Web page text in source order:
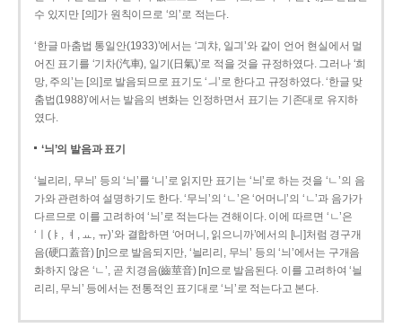
수 있지만 [의]가 원칙이므로 ‘의’로 적는다.
‘한글 마춤법 통일안(1933)’에서는 ‘긔챠, 일긔’와 같이 언어 현실에서 멀
어진 표기를 ‘기차(汽車), 일기(日氣)’로 적을 것을 규정하였다. 그러나 ‘희
망, 주의’는 [의]로 발음되므로 표기도 ‘ㅢ’로 한다고 규정하였다. ‘한글 맞
춤법(1988)’에서는 발음의 변화는 인정하면서 표기는 기존대로 유지하
였다.
‘늬’의 발음과 표기
‘늴리리, 무늬’ 등의 ‘늬’를 ‘니’로 읽지만 표기는 ‘늬’로 하는 것을 ‘ㄴ’의 음
가와 관련하여 설명하기도 한다. ‘무늬’의 ‘ㄴ’은 ‘어머니’의 ‘ㄴ’과 음가가
다르므로 이를 고려하여 ‘늬’로 적는다는 견해이다. 이에 따르면 ‘ㄴ’은
‘ㅣ(ㅑ, ㅕ, ㅛ, ㅠ)’와 결합하면 ‘어머니, 읽으니까’에서의 [니]처럼 경구개
음(硬口蓋音) [ɲ]으로 발음되지만, ‘늴리리, 무늬’ 등의 ‘늬’에서는 구개음
화하지 않은 ‘ㄴ’, 곧 치경음(齒莖音) [n]으로 발음된다. 이를 고려하여 ‘늴
리리, 무늬’ 등에서는 전통적인 표기대로 ‘늬’로 적는다고 본다.